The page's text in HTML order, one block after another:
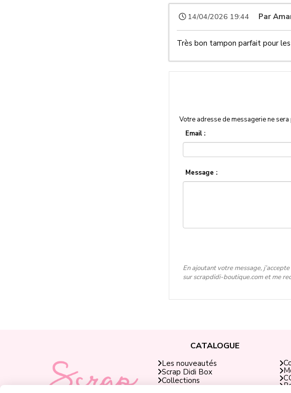
14/04/2026 19:44 Par
Très bon tampon parfait pour
Votre adresse de messagerie ne
Email :
Message :
En ajoutant votre message,
sur scrapdidi-boutique.com et me
CATALOGUE
Les nouveautés
Scrap Didi Box
Collections